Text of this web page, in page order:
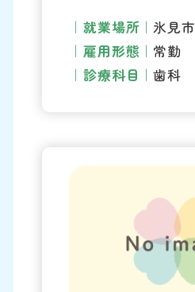
就業場所
氷見市
雇用形態
常勤
診療科目
歯科